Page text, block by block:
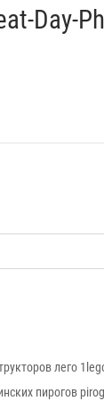
Day-
лего
пирогов